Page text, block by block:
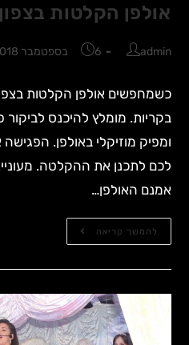
אולפן הקלטות בצפון
admin 6 בספטמבר 2018
כשמחפשים אולפן הקלטות
בקריות. מומלץ להיכנס לביקור
ומפיק מוזיקלי באולפן.
לכם לתכנן את ההקלטה.
אמנם האולפן…
להמשך קריאה